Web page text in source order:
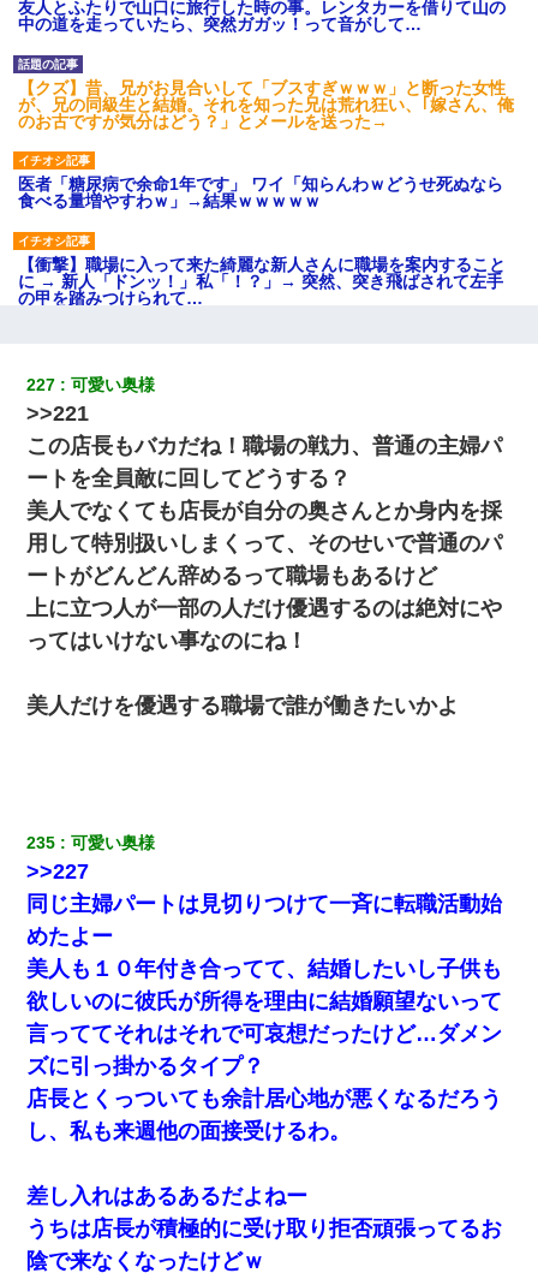
友人とふたりで山口に旅行した時の事。レンタカーを借りて山の
中の道を走っていたら、突然ガガッ！って音がして…
【クズ】昔、兄がお見合いして「ブスすぎｗｗｗ」と断った女性
が、兄の同級生と結婚。それを知った兄は荒れ狂い、｢嫁さん、俺
のお古ですが気分はどう？」とメールを送った→
医者「糖尿病で余命1年です」 ワイ「知らんわｗどうせ死ぬなら
食べる量増やすわｗ」→結果ｗｗｗｗｗ
【衝撃】職場に入って来た綺麗な新人さんに職場を案内すること
に → 新人「ドンッ！」私「！？」→ 突然、突き飛ばされて左手
の甲を踏みつけられて…
らえる会社から誘われた。転職したい」義父「クビ！（激怒」嫁
「離婚！（激怒」
旦那の元嫁「離婚したとはいえ、私が本来の妻。許可なく結婚す
るなんてどういう神経してるの？離婚届を記入して持って来い」
→笑いが止まらなくなり・・・
彼氏の家に泊まる事になり、ゲームで盛り上がってさぁ寝よう！
と電気を消すとミシッって音が…彼「ちょっと待ってて」→勢い
よくドアを開けるとなんと…
【まぬけ】夫「離婚だ！」私「わかった。で？」夫「慰謝料
【身体で払わせて】女友達「ごめん、何も言わずにお金貸してく
ださい……」俺「いいよ！いくら？」女友達「10万円ぐら
い……」俺「ほい！10万！」→
10年ほど前、息子がまだ年中だった時に離婚したんだけど、一昨
年の暮れに突然息子が職場を訪ねてきた。
私は家が貧しくて、手に職をつけようと看護師になった。だけど
卒業を控えた年の1月末、車にひかれて看護師になれなくなった。
妊娠中に「おいこのブタ女！てめー席譲れ！」と絡まれ腹を殴る
13歳娘が元嫁のところから逃げてきた。どう扱ったらいいのかわ
からない
227 可愛い奥様
>>221
この店長もバカだね！職場の戦力、普通の主婦パ
ートを全員敵に回してどうする？
美人でなくても店長が自分の奥さんとか身内を採
用して特別扱いしまくって、そのせいで普通のパ
ートがどんどん辞めるって職場もあるけど
上に立つ人が一部の人だけ優遇するのは絶対にや
ってはいけない事なのにね！
美人だけを優遇する職場で誰が働きたいかよ
235 可愛い奥様
>>227
同じ主婦パートは見切りつけて一斉に転職活動始
めたよー
美人も１０年付き合ってて、結婚したいし子供も
欲しいのに彼氏が所得を理由に結婚願望ないって
言っててそれはそれで可哀想だったけど…ダメン
ズに引っ掛かるタイプ？
店長とくっついても余計居心地が悪くなるだろう
し、私も来週他の面接受けるわ。
差し入れはあるあるだよねー
うちは店長が積極的に受け取り拒否頑張ってるお
陰で来なくなったけどｗ